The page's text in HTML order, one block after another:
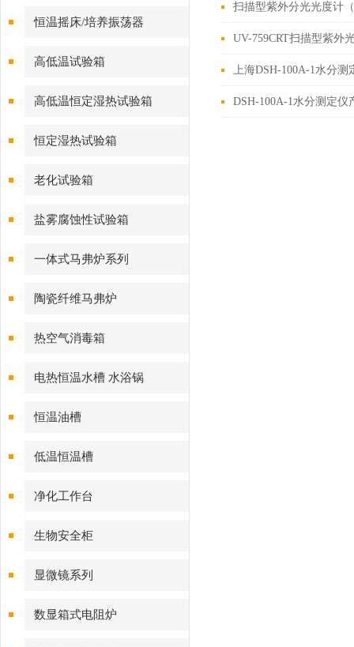
恒温摇床/培养振荡器
高低温试验箱
高低温恒定湿热试验箱
恒定湿热试验箱
老化试验箱
盐雾腐蚀性试验箱
一体式马弗炉系列
陶瓷纤维马弗炉
热空气消毒箱
电热恒温水槽 水浴锅
恒温油槽
低温恒温槽
净化工作台
生物安全柜
显微镜系列
数显箱式电阻炉
扫描型紫外分光光度计
UV-759CRT扫描型紫外
上海DSH-100A-1水分测
DSH-100A-1水分测定仪